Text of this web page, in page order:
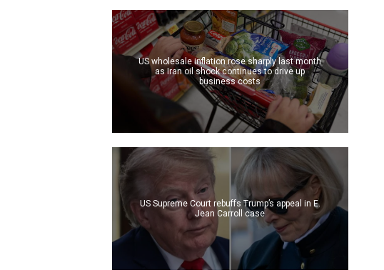
US wholesale inflation rose sharply last month
as Iran oil shock continues to drive up
business costs
US Supreme Court rebuffs Trump’s appeal in E.
Jean Carroll case